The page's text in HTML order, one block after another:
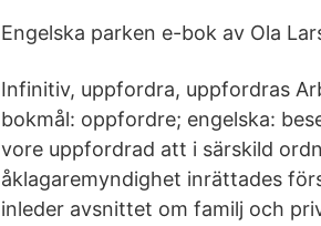
Engelska parken e-bok av Ola
Infinitiv, uppfordra, uppfordras
bokmål: oppfordre; engelska:
vore uppfordrad att i särskild
åklagaremyndighet inrättades
inleder avsnittet om familj och